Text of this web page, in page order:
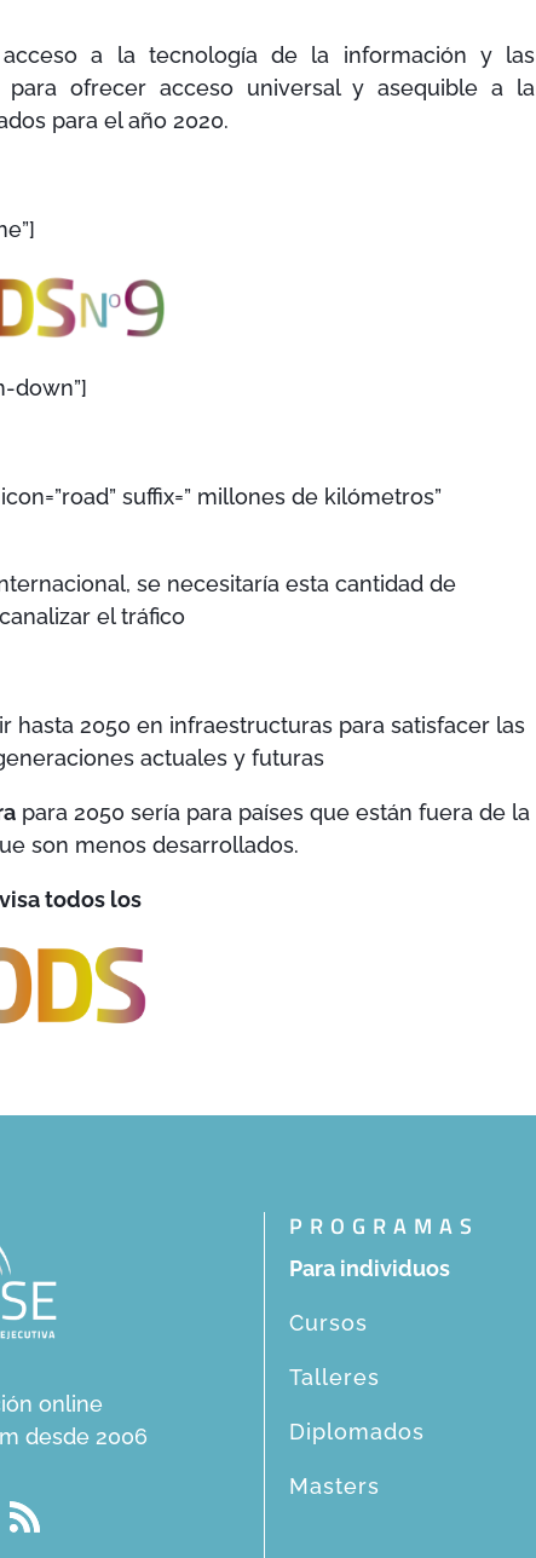
acceso a la tecnología de la información y las
ofrecer acceso universal y asequible a la
para el año 2020.
down”]
suffix=” millones de kilómetros”
se necesitaría esta cantidad de
el tráfico
hasta 2050 en infraestructuras para satisfacer las
actuales y futuras
para 2050 sería para países que están fuera de la
son menos desarrollados.
todos los
online
desde 2006
PROGRAMAS
Para individuos
Cursos
Talleres
Diplomados
Masters